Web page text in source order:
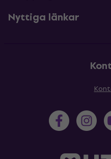
Nyttiga länkar